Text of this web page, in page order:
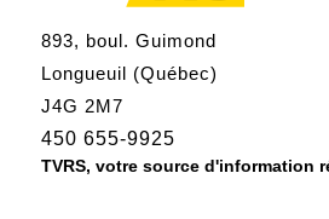
893, boul. Guimond
Longueuil (Québec)
J4G 2M7
450 655-9925
TVRS, votre source d'information